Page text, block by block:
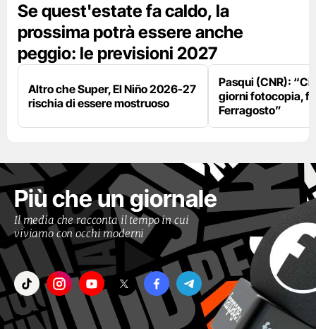
Se quest'estate fa caldo, la
prossima potrà essere anche
peggio: le previsioni 2027
Altro che Super, El Niño 2026-27
rischia di essere mostruoso
Pasqui (CNR):
giorni fotocopia,
Ferragosto”
Più che un giornale
Il media che racconta il tempo in cui
viviamo con occhi moderni